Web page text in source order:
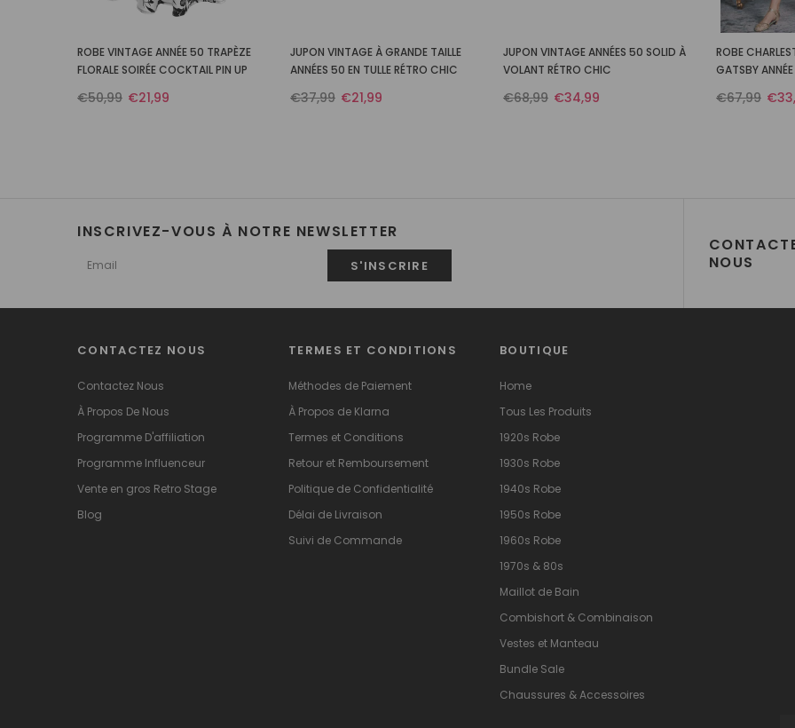
ROBE VINTAGE ANNÉE 50 TRAPÈZE
FLORALE SOIRÉE COCKTAIL PIN UP
€50,99 €21,99
JUPON VINTAGE À GRANDE TAILLE
ANNÉES 50 EN TULLE RÉTRO CHIC
€37,99 €21,99
JUPON VINTAGE ANNÉES 50 SOLID À
VOLANT RÉTRO CHIC
€68,99 €34,99
ROBE
GATSBY
€67,99
INSCRIVEZ-VOUS À NOTRE NEWSLETTER
NOUS
CONTACTEZ NOUS
Contactez Nous
À Propos De Nous
Programme D'affiliation
Programme Influenceur
Vente en gros Retro Stage
Blog
TERMES ET CONDITIONS
Méthodes de Paiement
À Propos de Klarna
Termes et Conditions
Retour et Remboursement
Politique de Confidentialité
Délai de Livraison
Suivi de Commande
BOUTIQUE
Home
Tous Les Produits
1920s Robe
1930s Robe
1940s Robe
1950s Robe
1960s Robe
1970s & 80s
Maillot de Bain
Combishort & Combinaison
Vestes et Manteau
Bundle Sale
Chaussures & Accessoires